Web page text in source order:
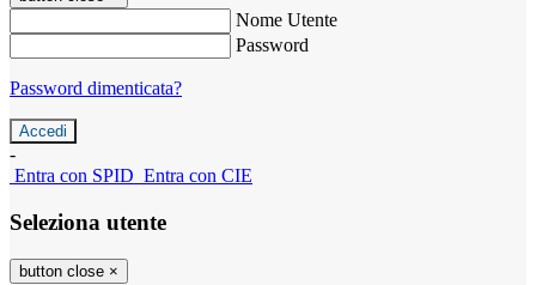
Nome Utente
Password
Password dimenticata?
-
Entra con SPID Entra con CIE
Seleziona utente
button close ×